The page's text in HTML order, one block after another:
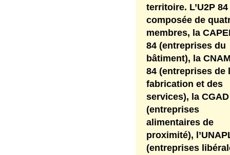
territoire. L’U2P
composée de
membres, la
84 (entreprises du
bâtiment), la
84 (entreprises de
fabrication et des
services), la
(entreprises
alimentaires de
proximité),
(entreprises